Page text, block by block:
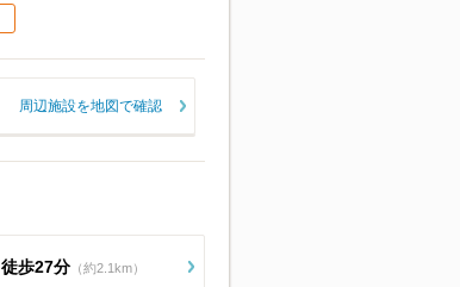
周辺施設を地図で確認
徒歩27分 （約2.1km）